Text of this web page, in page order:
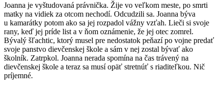
Joanna je vyštudovaná právnička. Žije vo veľkom meste, po smrti
matky na vidiek za otcom nechodí. Odcudzili sa. Joanna býva
u kamarátky potom ako sa jej rozpadol vážny vzťah. Lieči si svoje
rany, keď jej príde list a v ňom oznámenie, že jej otec zomrel.
Bývalý šľachtic, ktorý musel pre nedostatok peňazí po vojne predať
svoje panstvo dievčenskej škole a sám v nej zostal bývať ako
školník. Zatrpkol. Joanna nerada spomína na čas trávený na
dievčenskej škole a teraz sa musí opäť stretnúť s riaditeľkou. Nič
príjemné.